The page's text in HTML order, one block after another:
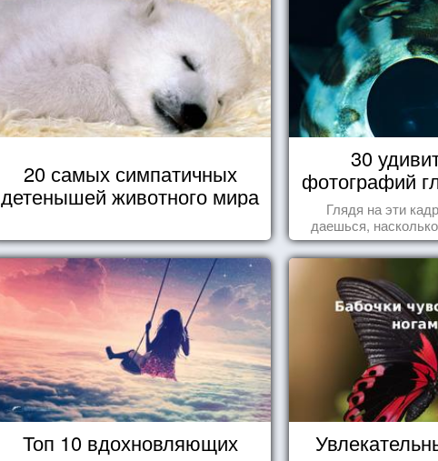
20 самых симпатичных
детенышей животного мира
30
фотографий
Глядя на эти
даешься,
природа
Топ 10 вдохновляющих